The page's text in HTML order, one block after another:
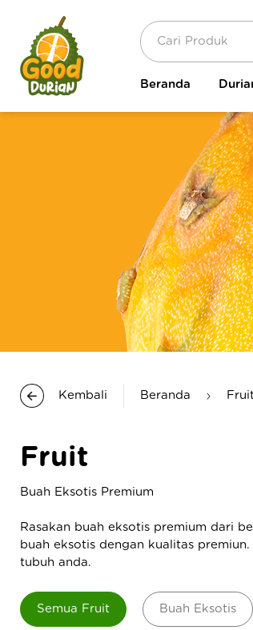
Beranda
Kembali Beranda
Fruit
Buah Eksotis Premium
Rasakan buah eksotis premium dari
buah eksotis dengan kualitas
tubuh anda.
Semua Fruit Buah Eksotis